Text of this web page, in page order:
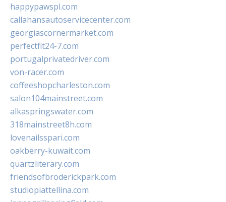
happypawspl.com
callahansautoservicecenter.com
georgiascornermarket.com
perfectfit24-7.com
portugalprivatedriver.com
von-racer.com
coffeeshopcharleston.com
salon104mainstreet.com
alkaspringswater.com
318mainstreet8h.com
lovenailsspari.com
oakberry-kuwait.com
quartzliterary.com
friendsofbroderickpark.com
studiopiattellina.com